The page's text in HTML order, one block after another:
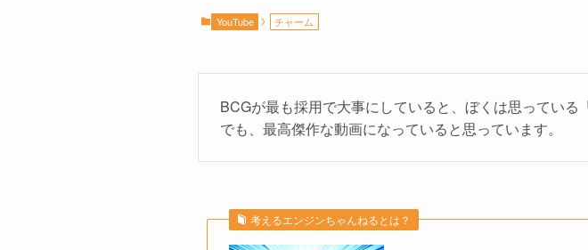
YouTube チャーム
BCGが最も採用で大事にしていると、ぼくは思ってい
でも、最高傑作な動画になっていると思っています。
考えるエンジンちゃんねるとは？